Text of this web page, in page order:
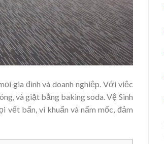
gia đình và doanh nghiệp. Với việc
và giặt bằng baking soda. Vệ Sinh
vết bẩn, vi khuẩn và nấm mốc, đảm